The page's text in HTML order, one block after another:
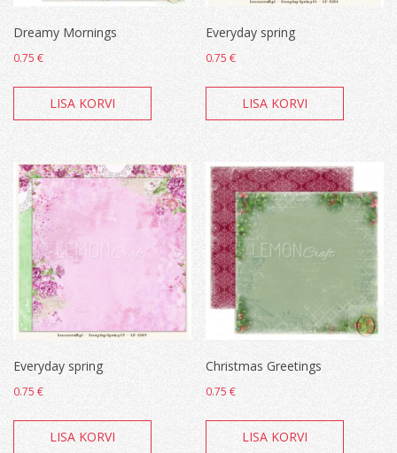
Dreamy Mornings
0.75 €
LISA KORVI
Everyday spring
0.75€
LISA KORVI
Everyday spring
0.75 €
LISA KORVI
Christmas Greetings
0.75€
LISA KORVI